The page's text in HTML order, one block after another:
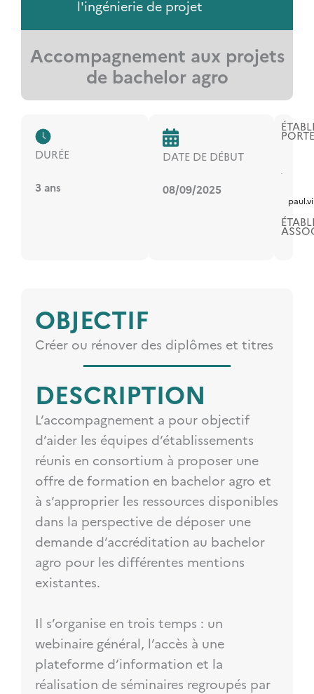
l'ingénierie de projet
Accompagnement aux projets
de bachelor agro
DURÉE
3 ans
DATE DE DÉBUT
08/09/2025
OBJECTIF
Créer ou rénover des diplômes et titres
DESCRIPTION
L’accompagnement a pour objectif
d’aider les équipes d’établissements
réunis en consortium à proposer une
offre de formation en bachelor agro et
à s’approprier les ressources disponibles
dans la perspective de déposer une
demande d’accréditation au bachelor
agro pour les différentes mentions
existantes.
Il s’organise en trois temps : un
webinaire général, l’accès à une
plateforme d’information et la
réalisation de séminaires regroupés par